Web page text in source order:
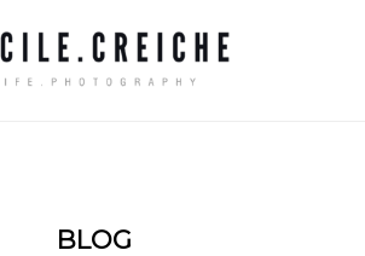
BLOG